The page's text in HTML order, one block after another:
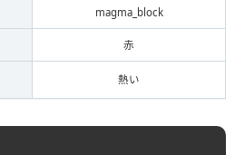
magma_block
赤
熱い